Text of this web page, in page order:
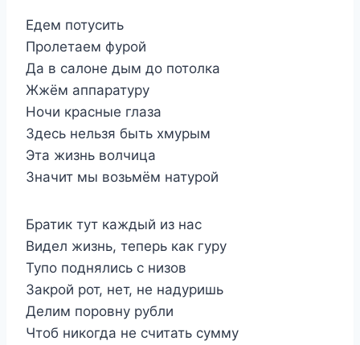
Едем потусить
Пролетаем фурой
Да в салоне дым до потолка
Жжём аппаратуру
Ночи красные глаза
Здесь нельзя быть хмурым
Эта жизнь волчица
Значит мы возьмём натурой
Братик тут каждый из нас
Видел жизнь, теперь как гуру
Тупо поднялись с низов
Закрой рот, нет, не надуришь
Делим поровну рубли
Чтоб никогда не считать сумму